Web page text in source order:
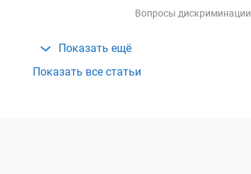
Вопросы дискриминации
Показать все статьи